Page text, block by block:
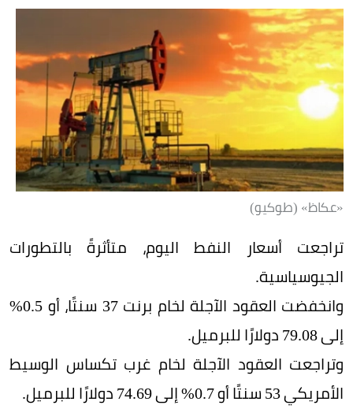
«عكاظ» (طوكيو)
تراجعت أسعار النفط اليوم، متأثرةً بالتطورات
الجيوسياسية.
وانخفضت العقود الآجلة لخام برنت 37 سنتًا، أو 0.5%
إلى 79.08 دولارًا للبرميل.
وتراجعت العقود الآجلة لخام غرب تكساس الوسيط
الأمريكي 53 سنتًا أو 0.7% إلى 74.69 دولارًا للبرميل.